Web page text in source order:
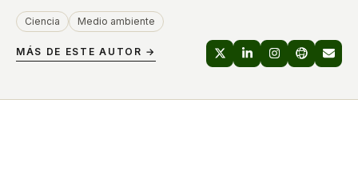
Ciencia Medio ambiente
MÁS DE ESTE AUTOR →